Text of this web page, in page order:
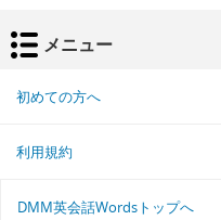
メニュー
初めての方へ
利用規約
DMM英会話Wordsトップへ